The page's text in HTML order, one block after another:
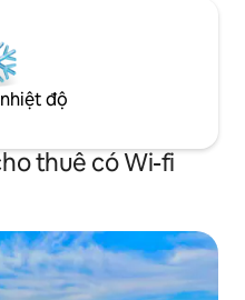
độ
thuê có Wi-fi